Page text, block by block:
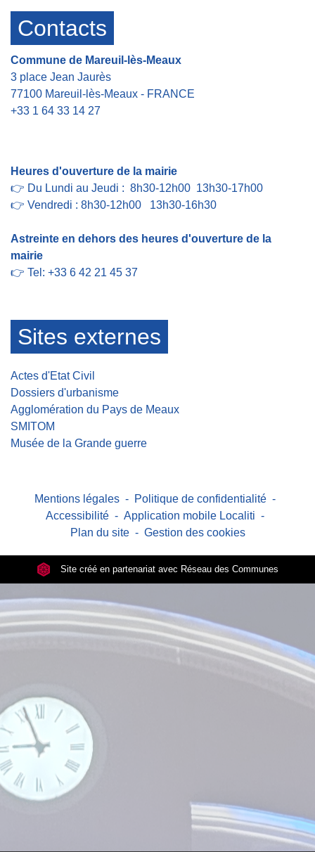
Contacts
Commune de Mareuil-lès-Meaux
3 place Jean Jaurès
77100 Mareuil-lès-Meaux - FRANCE
+33 1 64 33 14 27
Heures d'ouverture de la mairie
👉 Du Lundi au Jeudi : 8h30-12h00 13h30-17h00
👉 Vendredi : 8h30-12h00 13h30-16h30
Astreinte en dehors des heures d'ouverture de la
mairie
👉 Tel: +33 6 42 21 45 37
Sites externes
Actes d'Etat Civil
Dossiers d'urbanisme
Agglomération du Pays de Meaux
SMITOM
Musée de la Grande guerre
Mentions légales - Politique de confidentialité -
Accessibilité - Application mobile Localiti -
Plan du site - Gestion des cookies
Site créé en partenariat avec Réseau des Communes